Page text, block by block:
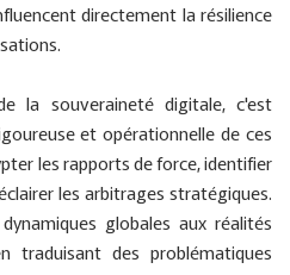
directement la résilience
la souveraineté digitale, c'est
et opérationnelle de ces
les rapports de force, identifier
les arbitrages stratégiques.
globales aux réalités
traduisant des problématiques